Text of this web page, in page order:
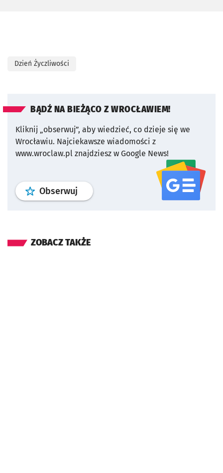
Dzień Życzliwości
BĄDŹ NA BIEŻĄCO Z WROCŁAWIEM!
Kliknij „obserwuj”, aby wiedzieć, co dzieje się we
Wrocławiu. Najciekawsze wiadomości z
www.wroclaw.pl znajdziesz w Google News!
Obserwuj profil serwisu
ZOBACZ TAKŻE